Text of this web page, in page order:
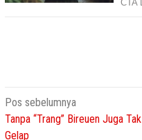
Navigasi
pos
Pos sebelumnya
Tanpa “Trang” Bireuen Juga Tak
Gelap